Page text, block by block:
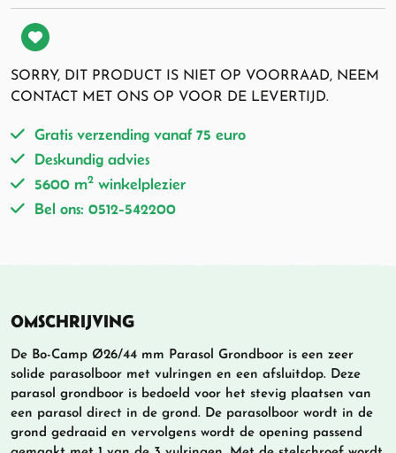
SORRY, DIT PRODUCT IS NIET OP VOORRAAD, NEEM
CONTACT MET ONS OP VOOR DE LEVERTIJD.
Gratis verzending vanaf 75 euro
Deskundig advies
5600 m2 winkelplezier
Bel ons: 0512-542200
OMSCHRIJVING
De Bo-Camp Ø26/44 mm Parasol Grondboor is een zeer
solide parasolboor met vulringen en een afsluitdop. Deze
parasol grondboor is bedoeld voor het stevig plaatsen van
een parasol direct in de grond. De parasolboor wordt in de
grond gedraaid en vervolgens wordt de opening passend